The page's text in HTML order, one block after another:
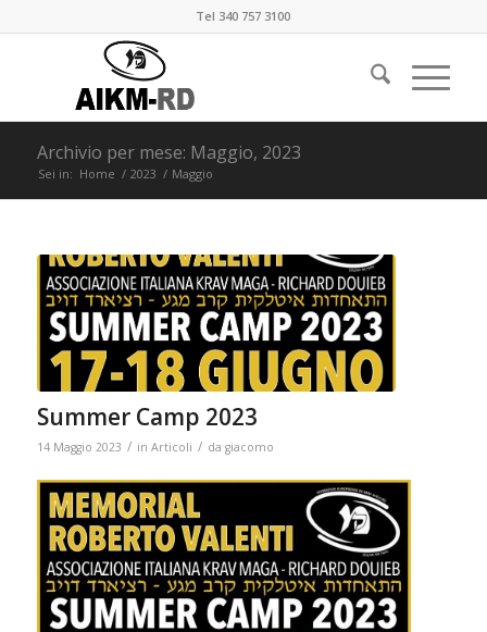
Tel 340 757 3100
Archivio per mese: Maggio, 2023
Sei in: Home / 2023 / Maggio
Summer Camp 2023
14 Maggio 2023 / in Articoli / da giacomo